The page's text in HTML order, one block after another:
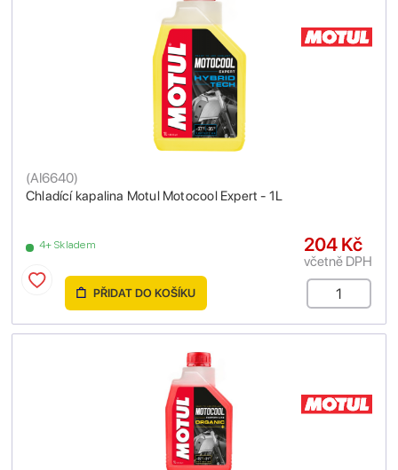
Chladící kapalina Motul Motocool Expert - 1L
(AI6640)
4+ Skladem 204 Kč
včetně DPH
PŘIDAT DO KOŠÍKU